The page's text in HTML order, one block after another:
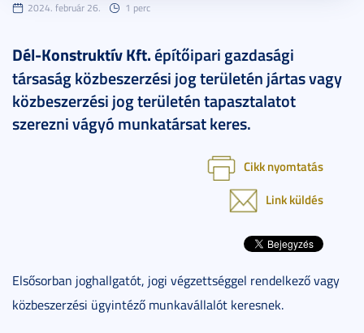
2024. február 26. 1 perc
Dél-Konstruktív Kft.építőipari gazdasági
társaság közbeszerzési jog területén jártas vagy
közbeszerzési jog területén tapasztalatot
szerezni vágyó munkatársat keres.
Cikk nyomtatás
Link küldés
Elsősorban joghallgatót, jogi végzettséggel rendelkező vagy
közbeszerzési ügyintéző munkavállalót keresnek.